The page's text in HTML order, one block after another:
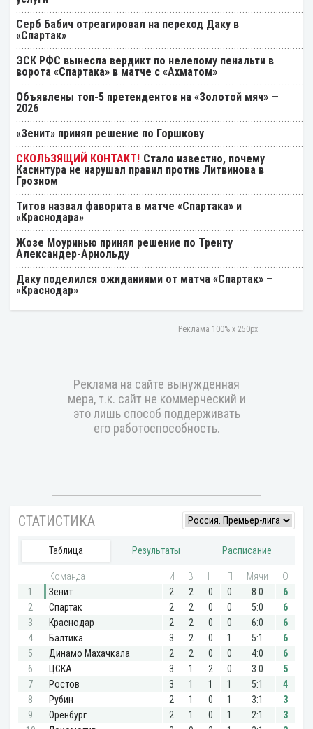
Серб Бабич отреагировал на переход Даку в
«Спартак»
ЭСК РФС вынесла вердикт по нелепому пенальти в
ворота «Спартака» в матче с «Ахматом»
Объявлены топ-5 претендентов на «Золотой мяч» —
2026
«Зенит» принял решение по Горшкову
Стало известно, почему
Касинтура не нарушал правил против Литвинова в
Грозном
Титов назвал фаворита в матче «Спартака» и
«Краснодара»
Жозе Моуринью принял решение по Тренту
Александер-Арнольду
Даку поделился ожиданиями от матча «Спартак» –
«Краснодар»